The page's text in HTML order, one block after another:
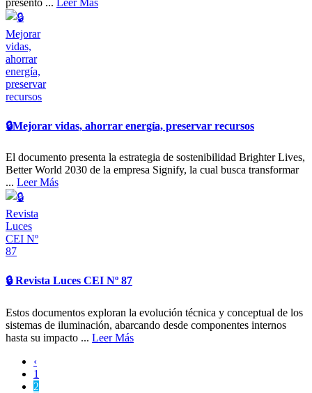
🔒​Mejorar vidas, ahorrar energía, preservar recursos
El documento presenta la estrategia de sostenibilidad Brighter Lives,
Better World 2030 de la empresa Signify, la cual busca transformar
... Leer Más
🔒​ Revista Luces CEI Nº 87
Estos documentos exploran la evolución técnica y conceptual de los
sistemas de iluminación, abarcando desde componentes internos
hasta su impacto ... Leer Más
‹
1
2